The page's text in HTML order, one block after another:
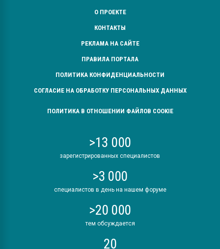
О ПРОЕКТЕ
КОНТАКТЫ
РЕКЛАМА НА САЙТЕ
ПРАВИЛА ПОРТАЛА
ПОЛИТИКА КОНФИДЕНЦИАЛЬНОСТИ
СОГЛАСИЕ НА ОБРАБОТКУ ПЕРСОНАЛЬНЫХ ДАННЫХ
ПОЛИТИКА В ОТНОШЕНИИ ФАЙЛОВ COOKIE
>13 000
зарегистрированных специалистов
>3 000
специалистов в день на нашем форуме
>20 000
тем обсуждается
20